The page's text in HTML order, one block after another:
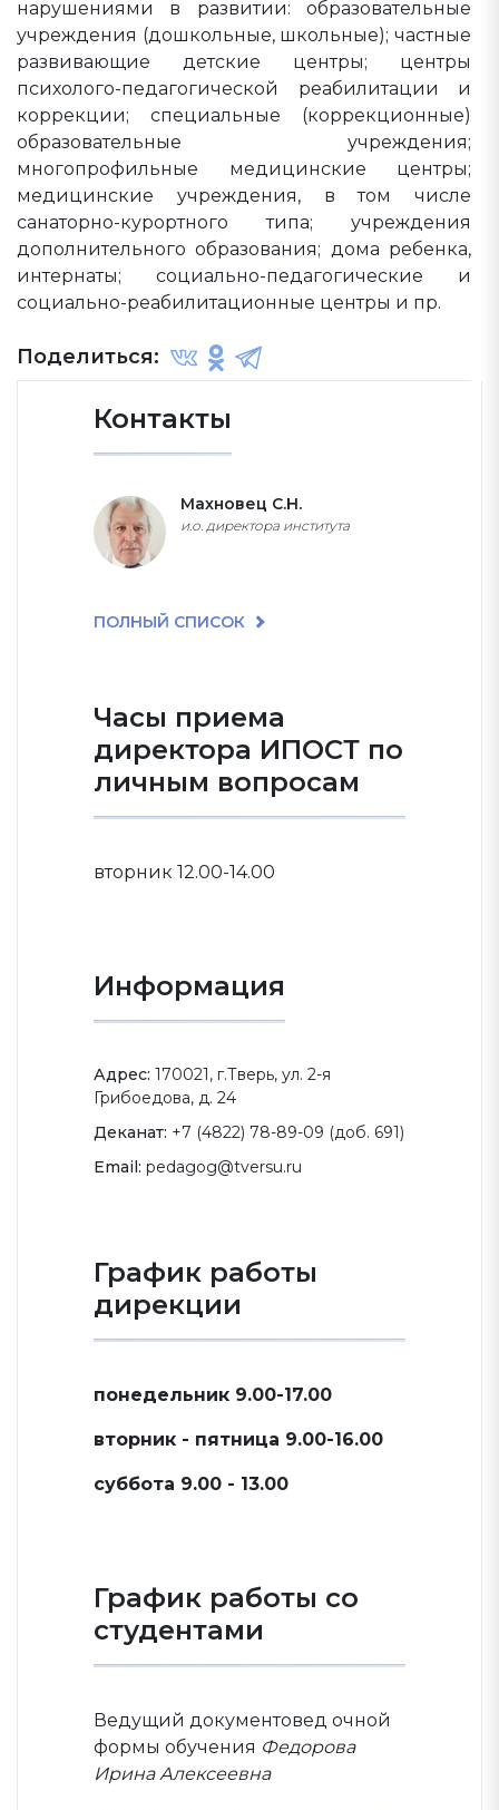
нарушениями в развитии: образовательные
учреждения (дошкольные, школьные); частные
развивающие детские центры; центры
психолого-педагогической реабилитации и
коррекции; специальные (коррекционные)
образовательные учреждения;
многопрофильные медицинские центры;
медицинские учреждения, в том числе
санаторно-курортного типа; учреждения
дополнительного образования; дома ребенка,
интернаты; социально-педагогические и
социально-реабилитационные центры и пр.
Поделиться:
Контакты
Махновец С.Н.
и.о. директора института
ПОЛНЫЙ СПИСОК
Часы приема
директора ИПОСТ по
личным вопросам
вторник 12.00-14.00
Информация
Адрес: 170021, г.Тверь, ул. 2-я
Грибоедова, д. 24
Деканат: +7 (4822) 78-89-09 (доб. 691)
Email: pedagog@tversu.ru
График работы
дирекции
понедельник 9.00-17.00
вторник - пятница 9.00-16.00
суббота 9.00 - 13.00
График работы со
студентами
Ведущий документовед очной
формы обучения Федорова
Ирина Алексеевна